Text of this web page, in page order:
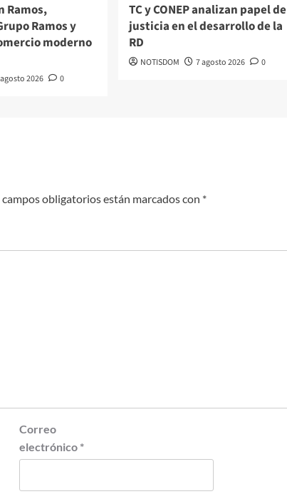
Ramos,
Ramos y
moderno
2026 0
TC y CONEP analizan papel de
justicia en el desarrollo de la
RD
NOTISDOM 7 agosto 2026 0
campos obligatorios están marcados con *
Correo
electrónico *